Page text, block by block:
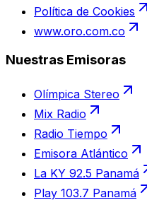
Política de Cookies
www.oro.com.co
Nuestras Emisoras
Olímpica Stereo
Mix Radio
Radio Tiempo
Emisora Atlántico
La KY 92.5 Panamá
Play 103.7 Panamá